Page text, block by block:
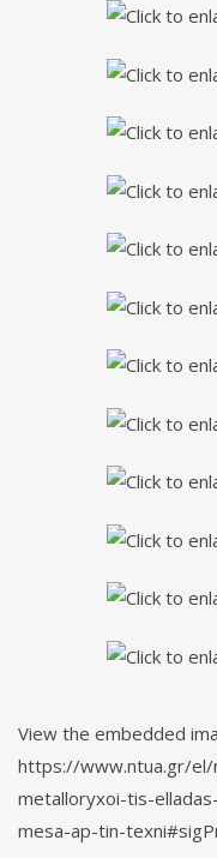
View the embedded
https://www.ntua.gr/
metalloryxoi-tis-
mesa-ap-tin-